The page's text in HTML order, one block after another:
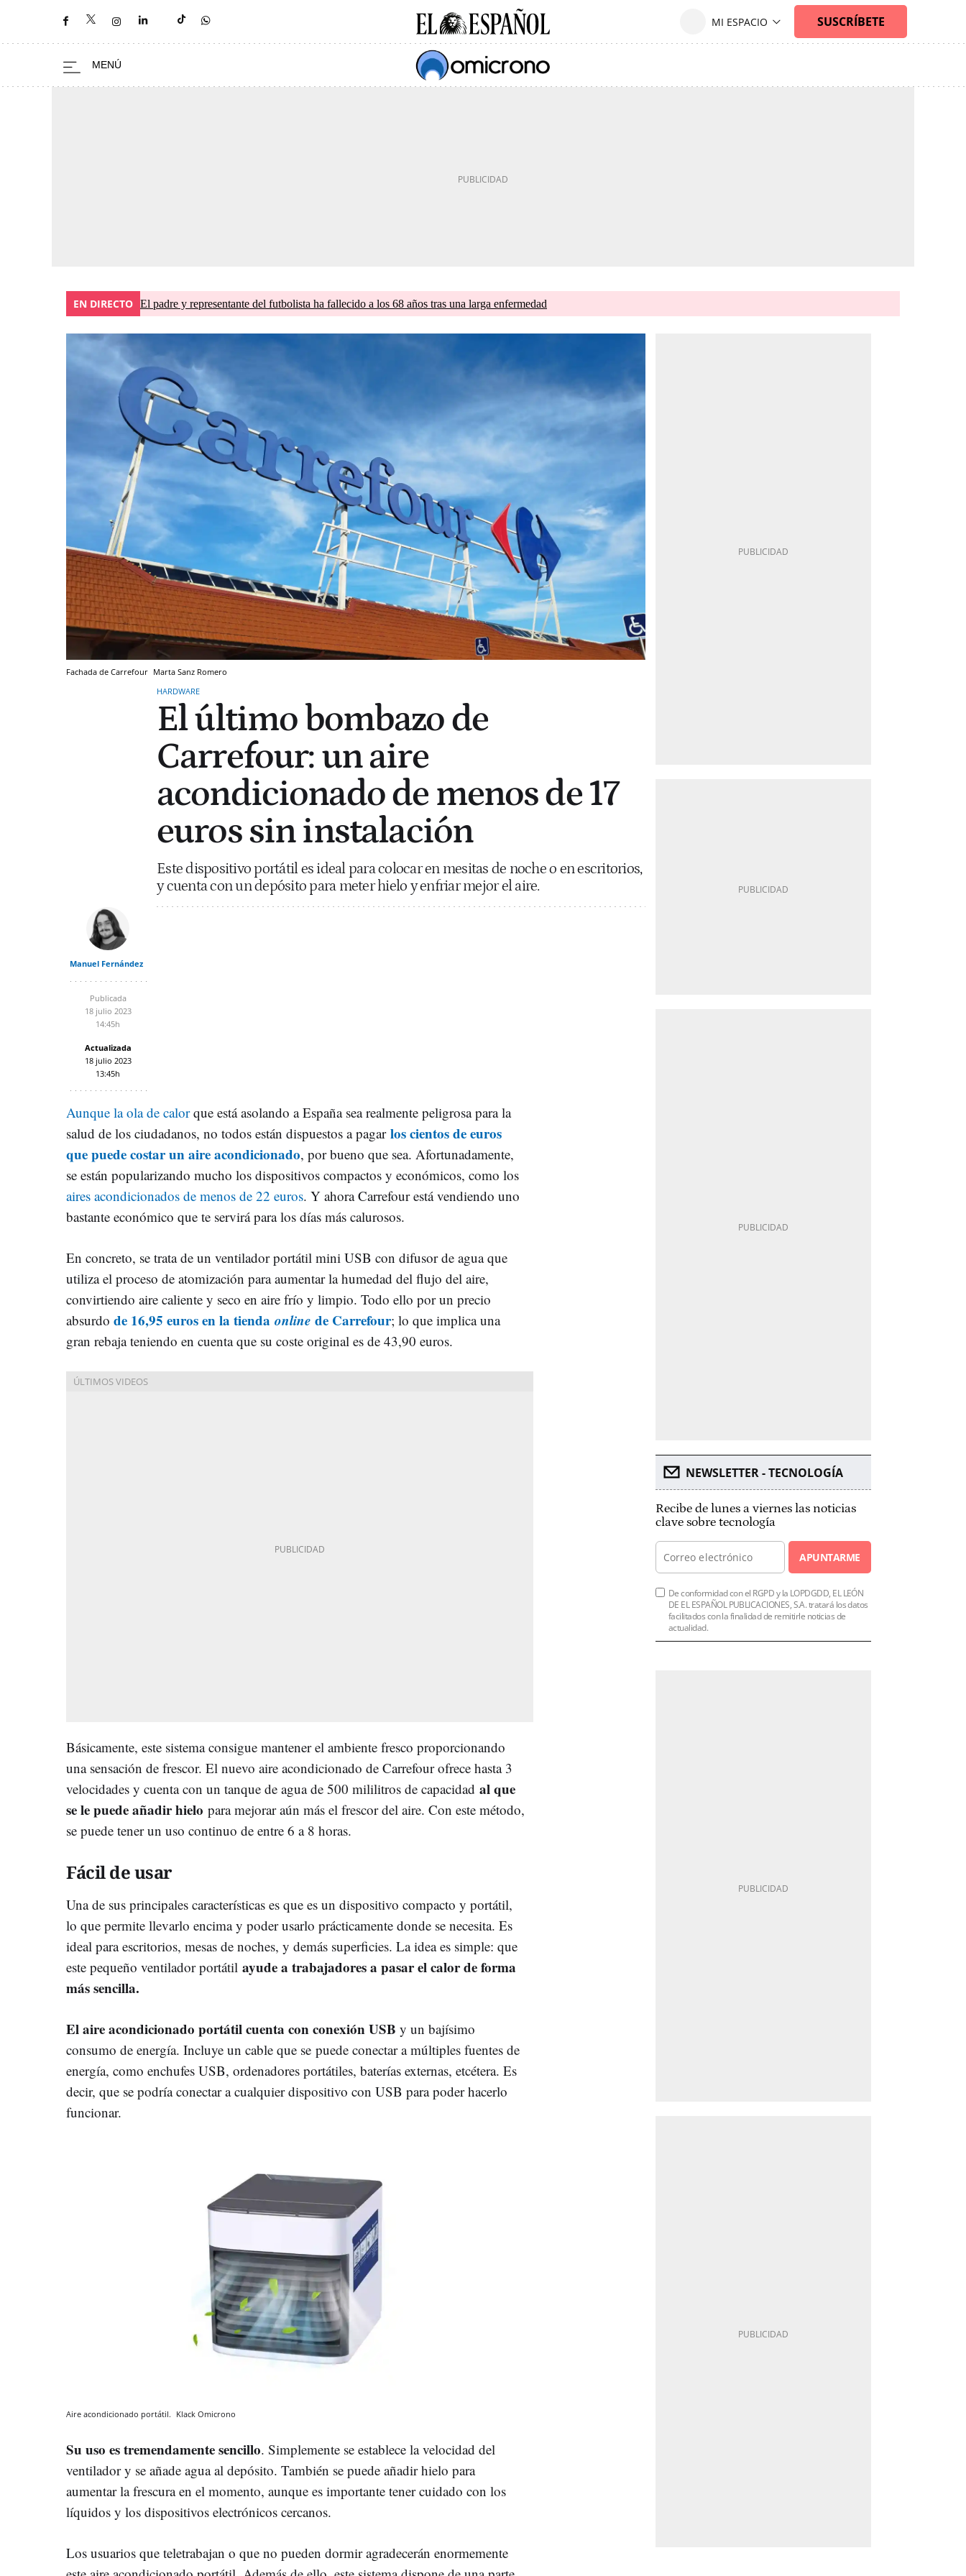
EN DIRECTO El padre y representante del futbolista ha fallecido a los 68 años tras una larga enfermedad
Fachada de Carrefour Marta Sanz Romero
HARDWARE
El último bombazo de
Carrefour: un aire
acondicionado de menos de 17
euros sin instalación
Este dispositivo portátil es ideal para colocar en mesitas de noche o en escritorios,
y cuenta con un depósito para meter hielo y enfriar mejor el aire.
Manuel Fernández
Publicada
18 julio 2023
14:45h
Actualizada
18 julio 2023
13:45h
Aunque la ola de calorque está asolando a España sea realmente peligrosa para la
salud de los ciudadanos, no todos están dispuestos a pagar los cientos de euros
que puede costar un aire acondicionado, por bueno que sea. Afortunadamente,
se están popularizando mucho los dispositivos compactos y económicos, como los
aires acondicionados de menos de 22 euros. Y ahora Carrefour está vendiendo uno
bastante económico que te servirá para los días más calurosos.
En concreto, se trata de un ventilador portátil mini USB con difusor de agua que
utiliza el proceso de atomización para aumentar la humedad del flujo del aire,
convirtiendo aire caliente y seco en aire frío y limpio. Todo ello por un precio
absurdo de 16,95 euros en la tienda online de Carrefour; lo que implica una
gran rebaja teniendo en cuenta que su coste original es de 43,90 euros.
Básicamente, este sistema consigue mantener el ambiente fresco proporcionando
una sensación de frescor. El nuevo aire acondicionado de Carrefour ofrece hasta 3
velocidades y cuenta con un tanque de agua de 500 mililitros de capacidad al que
se le puede añadir hielo para mejorar aún más el frescor del aire. Con este método,
se puede tener un uso continuo de entre 6 a 8 horas.
Fácil de usar
Una de sus principales características es que es un dispositivo compacto y portátil,
lo que permite llevarlo encima y poder usarlo prácticamente donde se necesita. Es
ideal para escritorios, mesas de noches, y demás superficies. La idea es simple: que
este pequeño ventilador portátil ayude a trabajadores a pasar el calor de forma
más sencilla.
El aire acondicionado portátil cuenta con conexión USB y un bajísimo
consumo de energía. Incluye un cable que se puede conectar a múltiples fuentes de
energía, como enchufes USB, ordenadores portátiles, baterías externas, etcétera. Es
decir, que se podría conectar a cualquier dispositivo con USB para poder hacerlo
funcionar.
Aire acondicionado portátil. Klack Omicrono
Su uso es tremendamente sencillo. Simplemente se establece la velocidad del
ventilador y se añade agua al depósito. También se puede añadir hielo para
aumentar la frescura en el momento, aunque es importante tener cuidado con los
líquidos y los dispositivos electrónicos cercanos.
Los usuarios que teletrabajan o que no pueden dormir agradecerán enormemente
NEWSLETTER - TECNOLOGÍA
Recibe de lunes a viernes las noticias
clave sobre tecnología
APUNTARME
De conformidad con el RGPD y la LOPDGDD, EL LEÓN
DE EL ESPAÑOL PUBLICACIONES, S.A. tratará los datos
facilitados con la finalidad de remitirle noticias de
actualidad.